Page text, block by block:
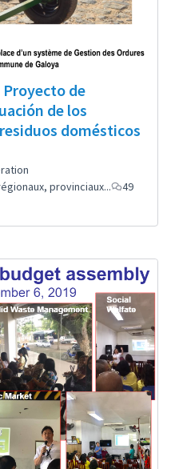
de
de los
domésticos
provinciaux...
49